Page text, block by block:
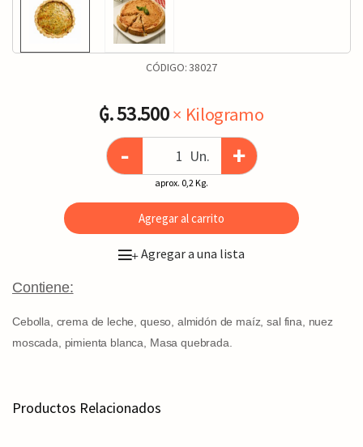
CÓDIGO:38027
₲. 53.500× Kilogramo
- Un. +
aprox. 0,2 Kg.
Agregar al carrito
+Agregar a una lista
Contiene:
Cebolla, crema de leche, queso, almidón de maíz, sal fina, nuez
moscada, pimienta blanca, Masa quebrada.
Productos Relacionados